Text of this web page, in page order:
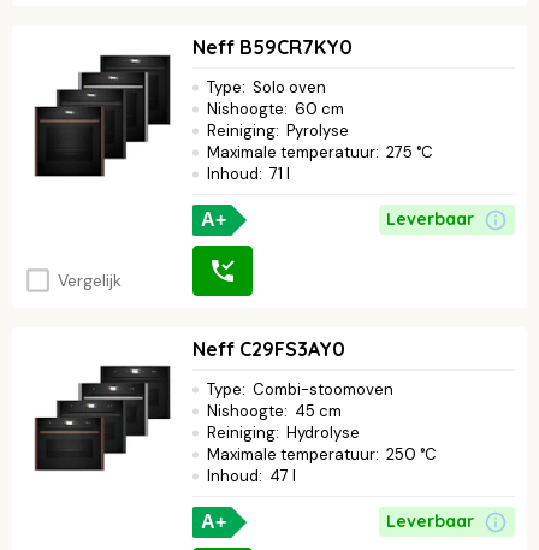
Vergelijk
Neff B59CR7KY0
Type: Solo oven
Nishoogte: 60 cm
Reiniging: Pyrolyse
Maximale temperatuur: 275 °C
Inhoud: 71 l
A+ Leverbaar
Neff C29FS3AY0
Type: Combi-stoomoven
Nishoogte: 45 cm
Reiniging: Hydrolyse
Maximale temperatuur: 250 °C
Inhoud: 47 l
A+ Leverbaar